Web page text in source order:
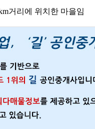
거리에 위치한 마을임